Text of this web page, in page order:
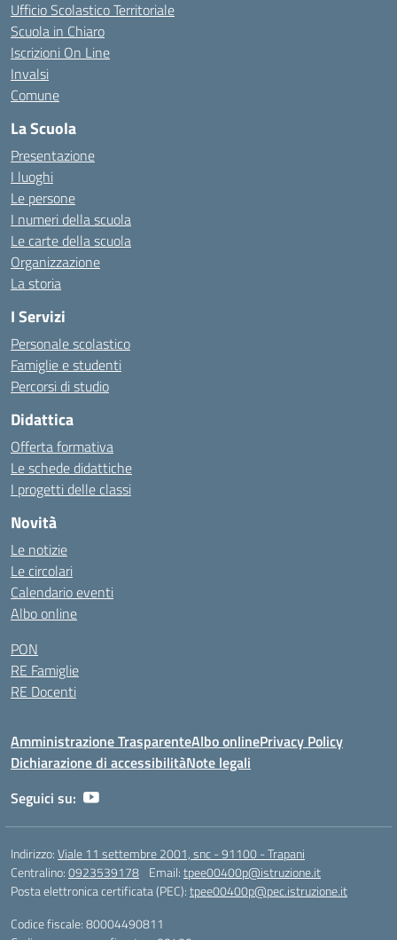
Ufficio Scolastico Territoriale
Scuola in Chiaro
Iscrizioni On Line
Invalsi
Comune
La Scuola
Presentazione
I luoghi
Le persone
I numeri della scuola
Le carte della scuola
Organizzazione
La storia
I Servizi
Personale scolastico
Famiglie e studenti
Percorsi di studio
Didattica
Offerta formativa
Le schede didattiche
I progetti delle classi
Novità
Le notizie
Le circolari
Calendario eventi
Albo online
PON
RE Famiglie
RE Docenti
Amministrazione TrasparenteAlbo onlinePrivacy Policy
Dichiarazione di accessibilitàNote legali
Seguici su:
Indirizzo:Viale 11 settembre 2001, snc - 91100 - Trapani
Centralino:0923539178 Email:tpee00400p@istruzione.it
Posta elettronica certificata (PEC):tpee00400p@pec.istruzione.it
Codice fiscale: 80004490811